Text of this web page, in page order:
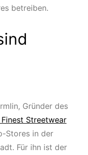
betreiben.
Gründer des
Streetwear
Stores in der
Für ihn ist der